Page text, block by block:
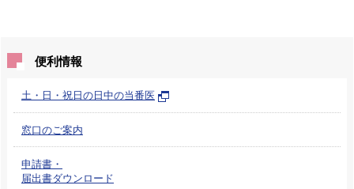
便利情報
土・日・祝日の日中の当番医
窓口のご案内
申請書・
届出書ダウンロード